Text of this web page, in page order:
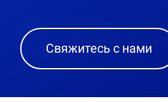
Свяжитесь с нами